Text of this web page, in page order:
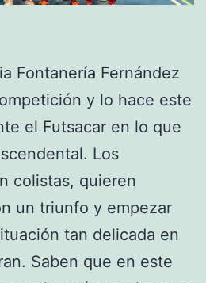
Fontanería Fernández
y lo hace este
el Futsacar en lo que
Los
colistas, quieren
un triunfo y empezar
tan delicada en
Saben que en este